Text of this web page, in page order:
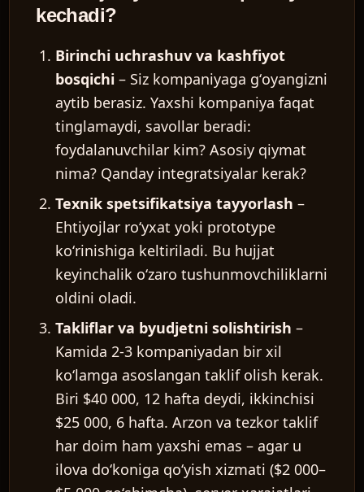
kechadi?
Birinchi uchrashuv va kashfiyot
bosqichi – Siz kompaniyaga gʻoyangizni
aytib berasiz. Yaxshi kompaniya faqat
tinglamaydi, savollar beradi:
foydalanuvchilar kim? Asosiy qiymat
nima? Qanday integratsiyalar kerak?
Texnik spetsifikatsiya tayyorlash –
Ehtiyojlar roʻyxat yoki prototype
koʻrinishiga keltiriladi. Bu hujjat
keyinchalik oʻzaro tushunmovchiliklarni
oldini oladi.
Takliflar va byudjetni solishtirish –
Kamida 2-3 kompaniyadan bir xil
koʻlamga asoslangan taklif olish kerak.
Biri $40 000, 12 hafta deydi, ikkinchisi
$25 000, 6 hafta. Arzon va tezkor taklif
har doim ham yaxshi emas – agar u
ilova doʻkoniga qoʻyish xizmati ($2 000–